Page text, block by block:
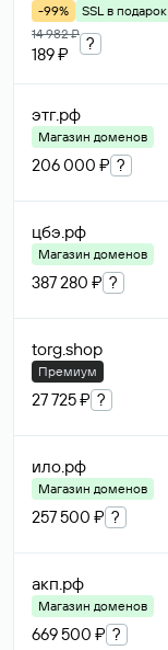
-99%
SSL в подарок
14 982 ₽
189 ₽
?
этг.рф
Магазин доменов
206 000 ₽ ?
цбэ.рф
Магазин доменов
387 280 ₽ ?
torg.shop
Премиум
27 725 ₽ ?
ило.рф
Магазин доменов
257 500 ₽ ?
акп.рф
Магазин доменов
669 500 ₽ ?